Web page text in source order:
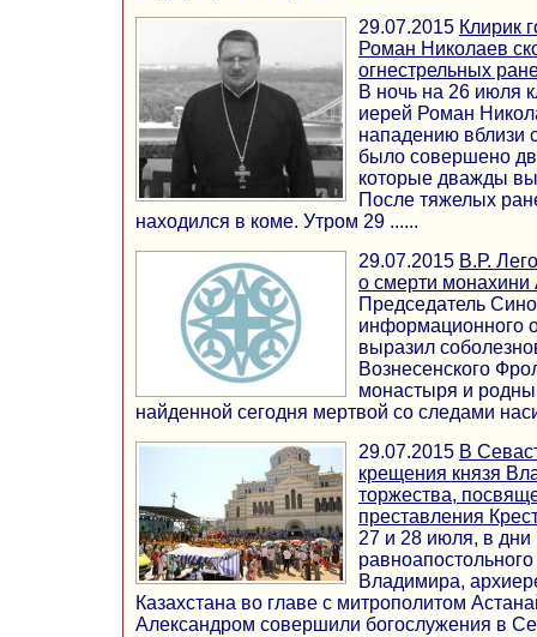
29.07.2015 Клирик
Роман Николаев
огнестрельных
В ночь на 26 июля
иерей Роман
нападению вблизи
было совершено
которые дважды
После тяжелых
находился в коме. Утром 29 ......
29.07.2015 В.Р.
о смерти
Председатель
информационного
выразил
Вознесенского
монастыря и
найденной сегодня мертвой со следами
29.07.2015 В
крещения князя
торжества,
преставления
27 и 28 июля, в дни
равноапостольного
Владимира,
Казахстана во главе с митрополитом
Александром совершили богослужения в